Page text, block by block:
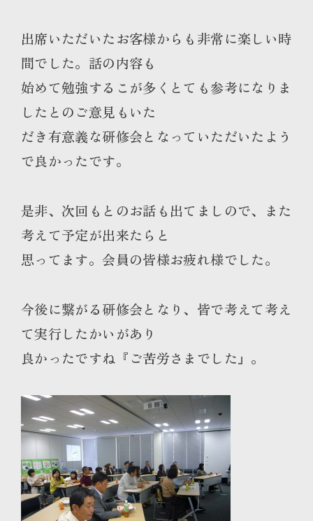
出席いただいたお客様からも非常に楽しい時
間でした。話の内容も
始めて勉強するこが多くとても参考になりま
したとのご意見もいた
だき有意義な研修会となっていただいたよう
で良かったです。
是非、次回もとのお話も出てましので、また
考えて予定が出来たらと
思ってます。会員の皆様お疲れ様でした。
今後に繋がる研修会となり、皆で考えて考え
て実行したかいがあり
良かったですね『ご苦労さまでした』。